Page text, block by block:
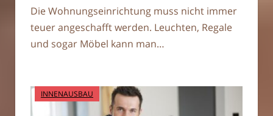
Die Wohnungseinrichtung muss nicht immer
teuer angeschafft werden. Leuchten, Regale
und sogar Möbel kann man…
INNENAUSBAU